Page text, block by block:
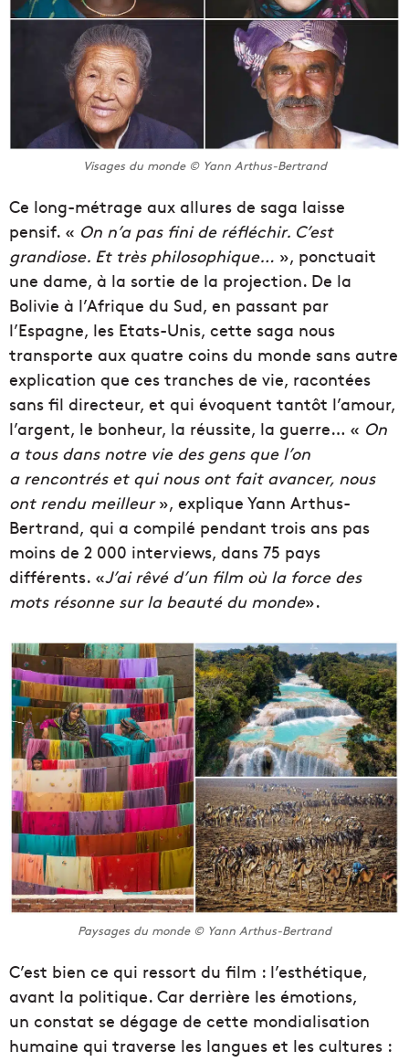
Visages du monde © Yann Arthus-Bertrand
Ce long-métrage aux allures de saga laisse
pensif. « On n’a pas fini de réfléchir. C’est
grandiose. Et très philosophique… », ponctuait
une dame, à la sortie de la projection. De la
Bolivie à l’Afrique du Sud, en passant par
l’Espagne, les Etats-Unis, cette saga nous
transporte aux quatre coins du monde sans autre
explication que ces tranches de vie, racontées
sans fil directeur, et qui évoquent tantôt l’amour,
l’argent, le bonheur, la réussite, la guerre… « On
a tous dans notre vie des gens que l’on
a rencontrés et qui nous ont fait avancer, nous
ont rendu meilleur», explique Yann Arthus-
Bertrand, qui a compilé pendant trois ans pas
moins de 2 000 interviews, dans 75 pays
différents. «J’ai rêvé d’un film où la force des
mots résonne sur la beauté du monde».
Paysages du monde © Yann Arthus-Bertrand
C’est bien ce qui ressort du film : l’esthétique,
avant la politique. Car derrière les émotions,
un constat se dégage de cette mondialisation
humaine qui traverse les langues et les cultures :